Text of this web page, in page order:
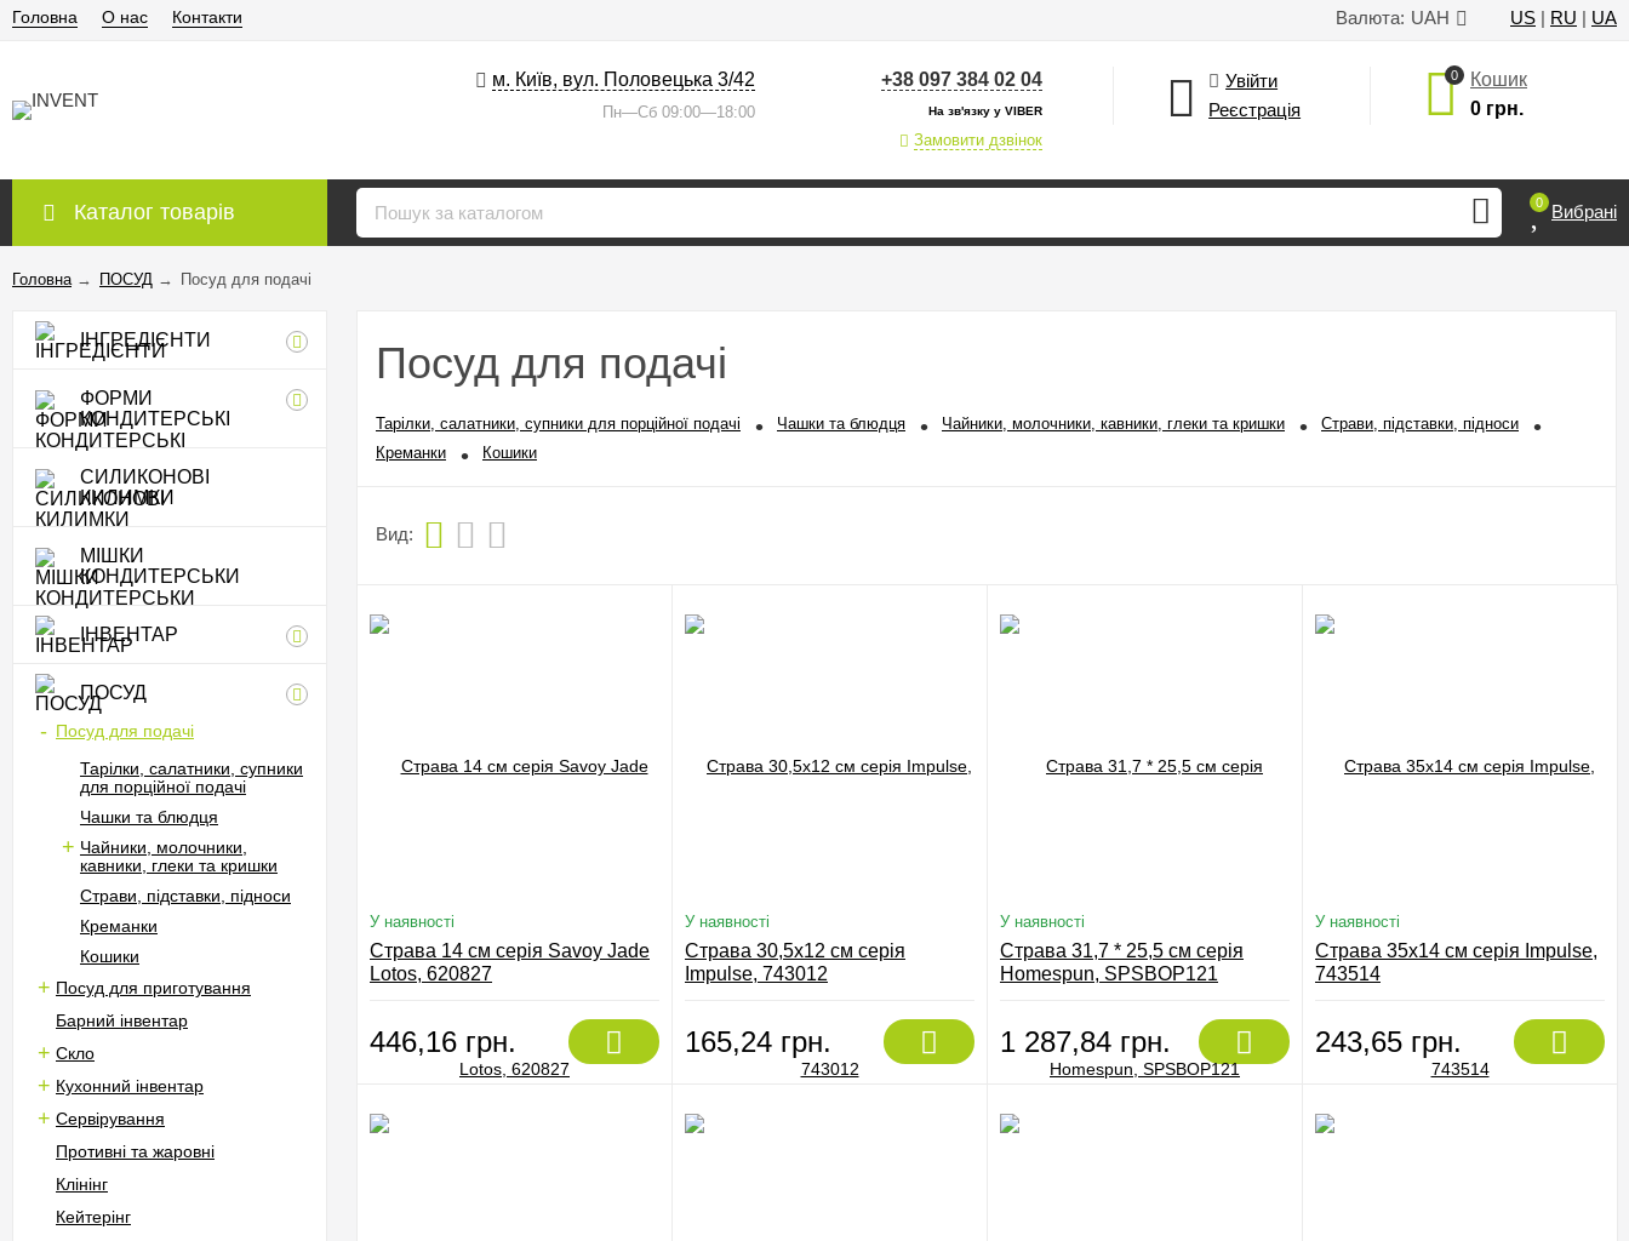
Валюта: UAH US | RU | UA
Головна О нас Контакти
м. Київ, вул. Половецька 3/42
Пн—Сб 09:00—18:00
+38 097 384 02 04
На зв'язку у VIBER
Замовити дзвінок
Увійти
Реєстрація
0
Кошик
0 грн.
Каталог товарів 0 Вибрані
Головна → ПОСУД → Посуд для подачі
ІНГРЕДІЄНТИ
ФОРМИ
КОНДИТЕРСЬКІ
СИЛИКОНОВІ
КИЛИМКИ
МІШКИ
КОНДИТЕРСЬКИ
ІНВЕНТАР
ПОСУД
Посуд для подачі
Тарілки, салатники, супники
для порційної подачі
Чашки та блюдця
Чайники, молочники,
кавники, глеки та кришки
Страви, підставки, підноси
Креманки
Кошики
Посуд для приготування
Барний інвентар
Скло
Кухонний інвентар
Сервірування
Противні та жаровні
Клінінг
Кейтерінг
Посуд для подачі
Тарілки, салатники, супники для порційної подачі Чашки та блюдця Чайники, молочники, кавники, глеки та кришки
Страви, підставки, підноси
Креманки
Кошики
Вид:
У наявності
Страва 14 см серія Savoy Jade
Lotos, 620827
446,16 грн.
У наявності
Страва 30,5х12 см серія
Impulse, 743012
165,24 грн.
У наявності
Страва 31,7 * 25,5 см серія
Homespun, SPSBOP121
1 287,84 грн.
У наявності
Страва 35х14 см серія Impulse,
743514
243,65 грн.